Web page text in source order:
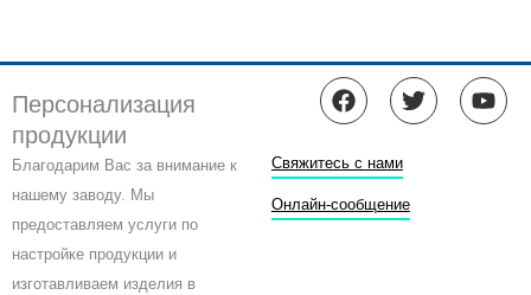
Персонализация
продукции
Благодарим Вас за внимание к
нашему заводу. Мы
предоставляем услуги по
настройке продукции и
изготавливаем изделия в
F
a
e
b
o
T
w
Y
o
Свяжитесь с нами
Онлайн-сообщение